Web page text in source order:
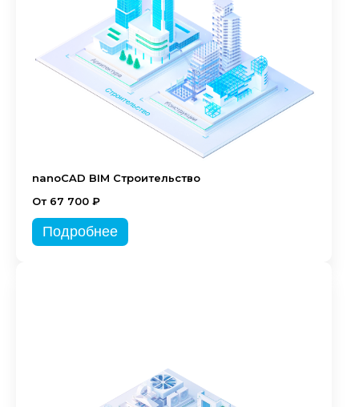
nanoCAD BIM Строительство
От 67 700 ₽
Подробнее